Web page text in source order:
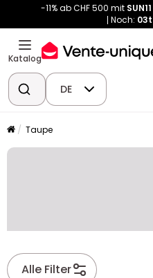
-11% ab CHF 500 mit SUN11
Noch: 03t
Katalog
DE
Taupe
Alle Filter